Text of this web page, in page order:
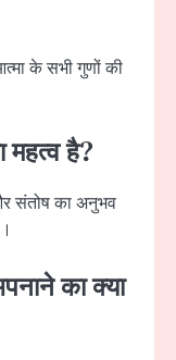
के सभी गुणों की
महत्व है?
संतोष का अनुभव
का क्या